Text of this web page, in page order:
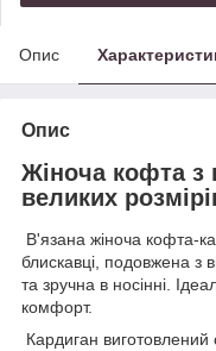
Опис
Опис
Жіноча кофта з
великих
В'язана жіноча кофта-
блискавці, подовжена з
та зручна в носінні.
комфорт.
Кардиган виготовлений